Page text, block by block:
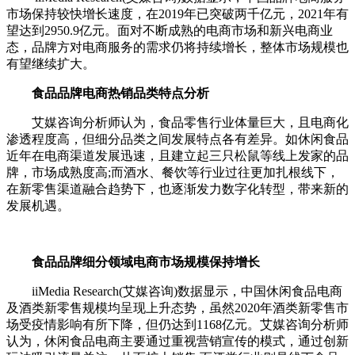
市场保持较快增长速度，在2019年已突破两千亿元，2021年有
望达到2950.9亿元。面对不断成熟的电商市场和新兴电商业
态，品牌方对电商服务的需求仍将持续增长，整体市场规模也
有望继续扩大。
食品品牌电商热销品类特点分析
艾媒咨询分析师认为，食品零售行业体量巨大，且电商化
渗透程度高，但细分品类之间发展特点各有差异。如休闲食品
近年在电商渠道发展迅速，且建立起三只松鼠等线上发家的品
牌，市场成熟度高;而酒水、餐饮等行业过往更加扎根线下，
在新零售渠道融合趋势下，也逐渐发力数字化转型，带来新的
发展机遇。
食品品牌细分领域电商市场规模保持增长
iiMedia Research(艾媒咨询)数据显示，中国休闲食品电商
及酒类新零售规模均呈现上升态势，虽然2020年酒类新零售市
场受疫情影响有所下降，但仍达到1168亿元。艾媒咨询分析师
认为，休闲食品电商主要通过重视营销宣传的模式，通过创新